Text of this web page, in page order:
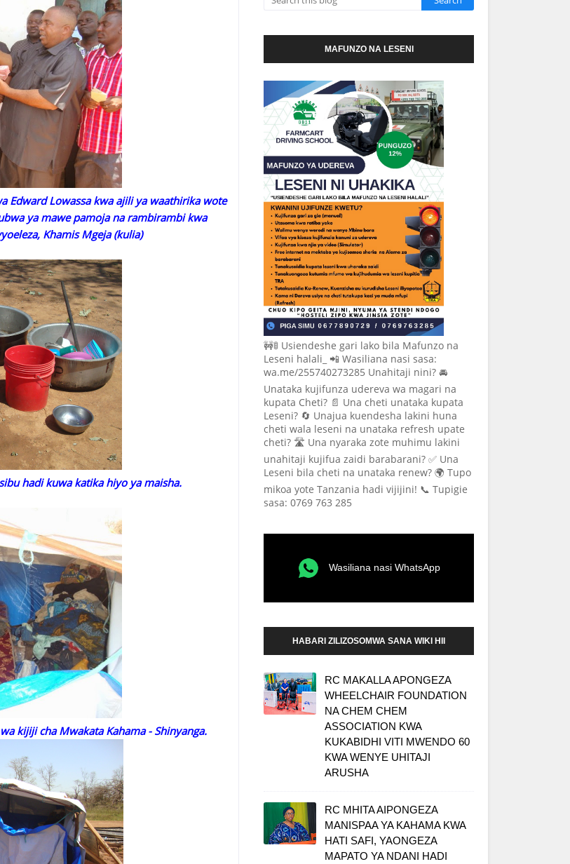
Edward Lowassa kwa ajili ya waathirika wote
ya mawe pamoja na rambirambi kwa
Khamis Mgeja (kulia)
hadi kuwa katika hiyo ya maisha.
kijiji cha Mwakata Kahama - Shinyanga.
MAFUNZO NA LESENI
🚧🚦 Usiendeshe gari lako bila Mafunzo na
Leseni halali_ 📲 Wasiliana nasi sasa:
wa.me/255740273285 Unahitaji nini? 🚘
Unataka kujifunza udereva wa magari na
kupata Cheti? 📄 Una cheti unataka kupata
Leseni? 🔄 Unajua kuendesha lakini huna
cheti wala leseni na unataka refresh upate
cheti? 🛣️ Una nyaraka zote muhimu lakini
unahitaji kujifua zaidi barabarani? ✅ Una
Leseni bila cheti na unataka renew? 🌍 Tupo
mikoa yote Tanzania hadi vijijini! 📞 Tupigie
sasa: 0769 763 285
Wasiliana nasi WhatsApp
HABARI ZILIZOSOMWA SANA WIKI HII
RC MAKALLA APONGEZA
WHEELCHAIR FOUNDATION
NA CHEM CHEM
ASSOCIATION KWA
KUKABIDHI VITI MWENDO 60
KWA WENYE UHITAJI
ARUSHA
RC MHITA AIPONGEZA
MANISPAA YA KAHAMA KWA
HATI SAFI, YAONGEZA
MAPATO YA NDANI HADI